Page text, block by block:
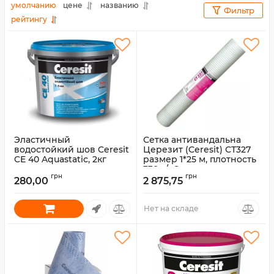
умолчанию цене
названию
рейтингу
Фильтр
Эластичный
водостойкий шов Ceresit
CE 40 Aquastatic, 2кг
280,00 грн
Сетка антивандальна
Церезит (Ceresit) СТ327
размер 1*25 м, плотность
330 г/м2
Артикул: 7507635
2 875,75 грн
Нет на складе